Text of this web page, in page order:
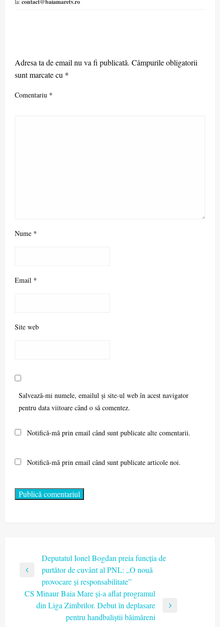
la:contact@baiamaretv.ro
Adresa ta de email nu va fi publicată. Câmpurile obligatorii
sunt marcate cu *
Comentariu *
Nume *
Email *
Site web
Salvează-mi numele, emailul și site-ul web în acest navigator
pentru data viitoare când o să comentez.
Notifică-mă prin email când sunt publicate alte comentarii.
Notifică-mă prin email când sunt publicate articole noi.
Navigare
în
articole
Previous
Deputatul Ionel Bogdan preia funcția de
purtător de cuvânt al PNL: „O nouă
provocare și responsabilitate”
CS Minaur Baia Mare și-a aflat programul
din Liga Zimbrilor. Debut în deplasare
pentru handbaliștii băimăreni